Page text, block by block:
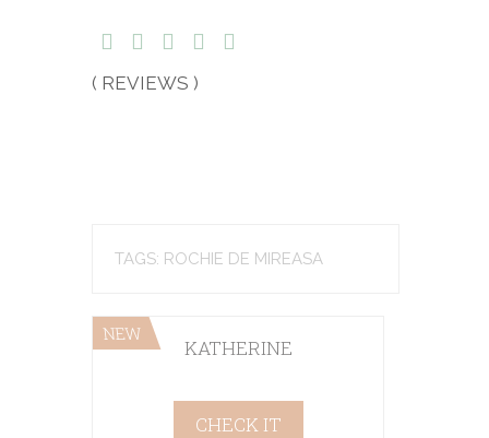
( REVIEWS )
TAGS: ROCHIE DE MIREASA
NEW
KATHERINE
CHECK IT